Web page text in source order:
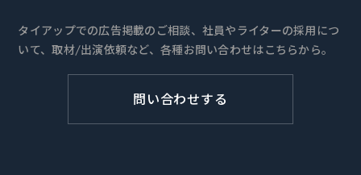
タイアップでの広告掲載のご相談、社員やライターの採用につ
いて、取材/出演依頼など、各種お問い合わせはこちらから。
問い合わせする